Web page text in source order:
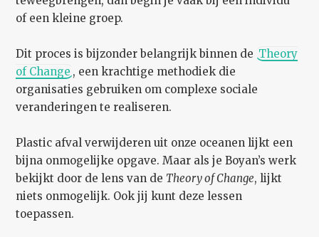
of een kleine groep.
Dit proces is bijzonder belangrijk binnen de Theory
of Change , een krachtige methodiek die
organisaties gebruiken om complexe sociale
veranderingen te realiseren.
Plastic afval verwijderen uit onze oceanen lijkt een
bijna onmogelijke opgave. Maar als je Boyan’s werk
bekijkt door de lens van de Theory of Change, lijkt
niets onmogelijk. Ook jij kunt deze lessen
toepassen.